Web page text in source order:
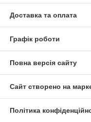
Доставка та оплата
Графік роботи
Повна версія сайту
Сайт створено на
Політика